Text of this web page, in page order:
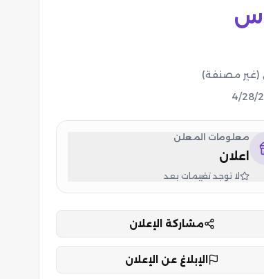
(غير مصنفة)
4/28/
معلومات المعلن
اعلان
لا توجد تقييمات بعد
مشاركة الإعلان
الإبلاغ عن الإعلان